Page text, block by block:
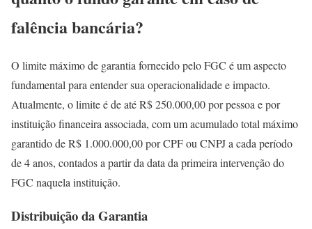
falência bancária?
O limite máximo de garantia fornecido pelo FGC é um aspecto
fundamental para entender sua operacionalidade e impacto.
Atualmente, o limite é de até R$ 250.000,00 por pessoa e por
instituição financeira associada, com um acumulado total máximo
garantido de R$ 1.000.000,00 por CPF ou CNPJ a cada período
de 4 anos, contados a partir da data da primeira intervenção do
FGC naquela instituição.
Distribuição da Garantia